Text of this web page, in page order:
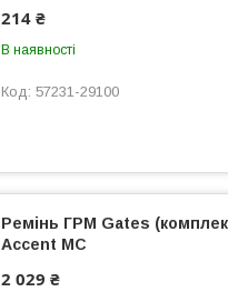
214 ₴
В наявності
57231-29100
Ремінь ГРМ Gates
Accent МС
2 029 ₴